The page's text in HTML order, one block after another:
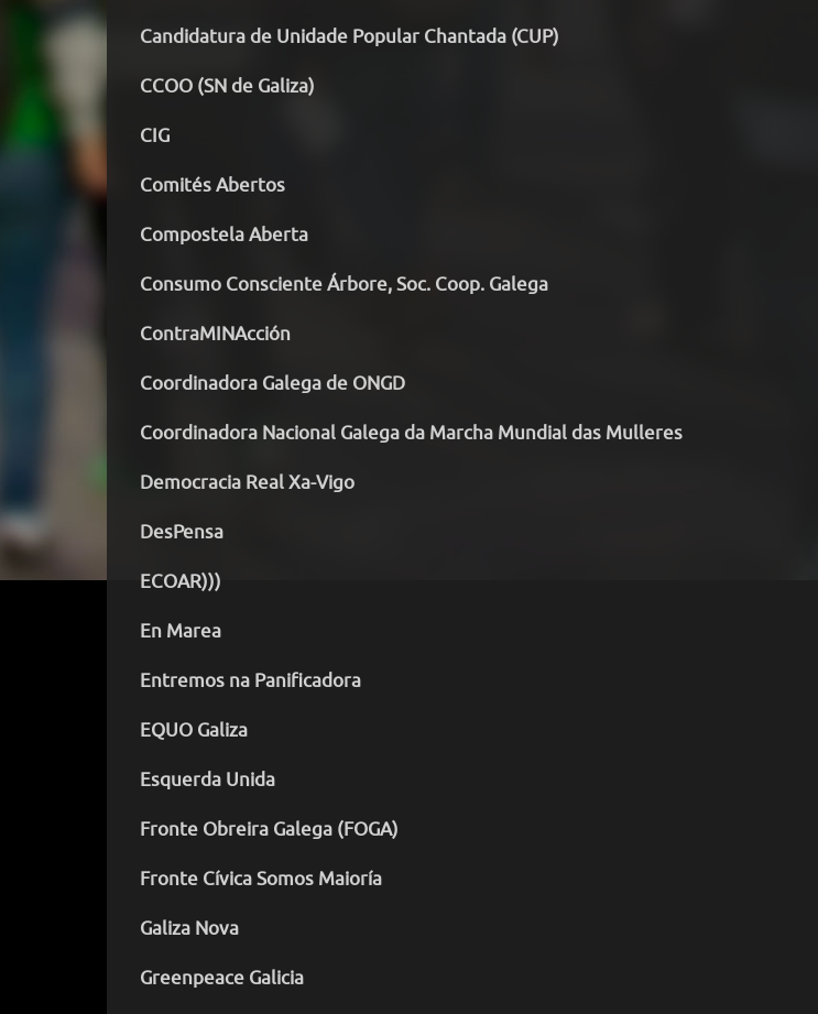
Candidatura de Unidade Popular Chantada (CUP)
CCOO (SN de Galiza)
CIG
Comités Abertos
Compostela Aberta
Consumo Consciente Árbore, Soc. Coop. Galega
ContraMINAcción
Coordinadora Galega de ONGD
Coordinadora Nacional Galega da Marcha Mundial das Mulleres
Democracia Real Xa-Vigo
DesPensa
ECOAR)))
En Marea
Entremos na Panificadora
EQUO Galiza
Esquerda Unida
Fronte Obreira Galega (FOGA)
Fronte Cívica Somos Maioría
Galiza Nova
Greenpeace Galicia